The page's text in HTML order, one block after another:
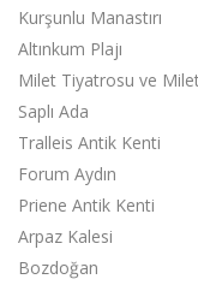
Kurşunlu Manastırı
Altınkum Plajı
Milet Tiyatrosu ve
Saplı Ada
Tralleis Antik Kenti
Forum Aydın
Priene Antik Kenti
Arpaz Kalesi
Bozdoğan